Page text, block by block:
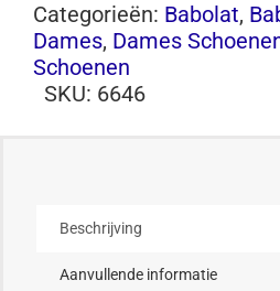
Categorieën: Babolat,
Dames, Dames
Schoenen
SKU: 6646
Beschrijving
Aanvullende informatie